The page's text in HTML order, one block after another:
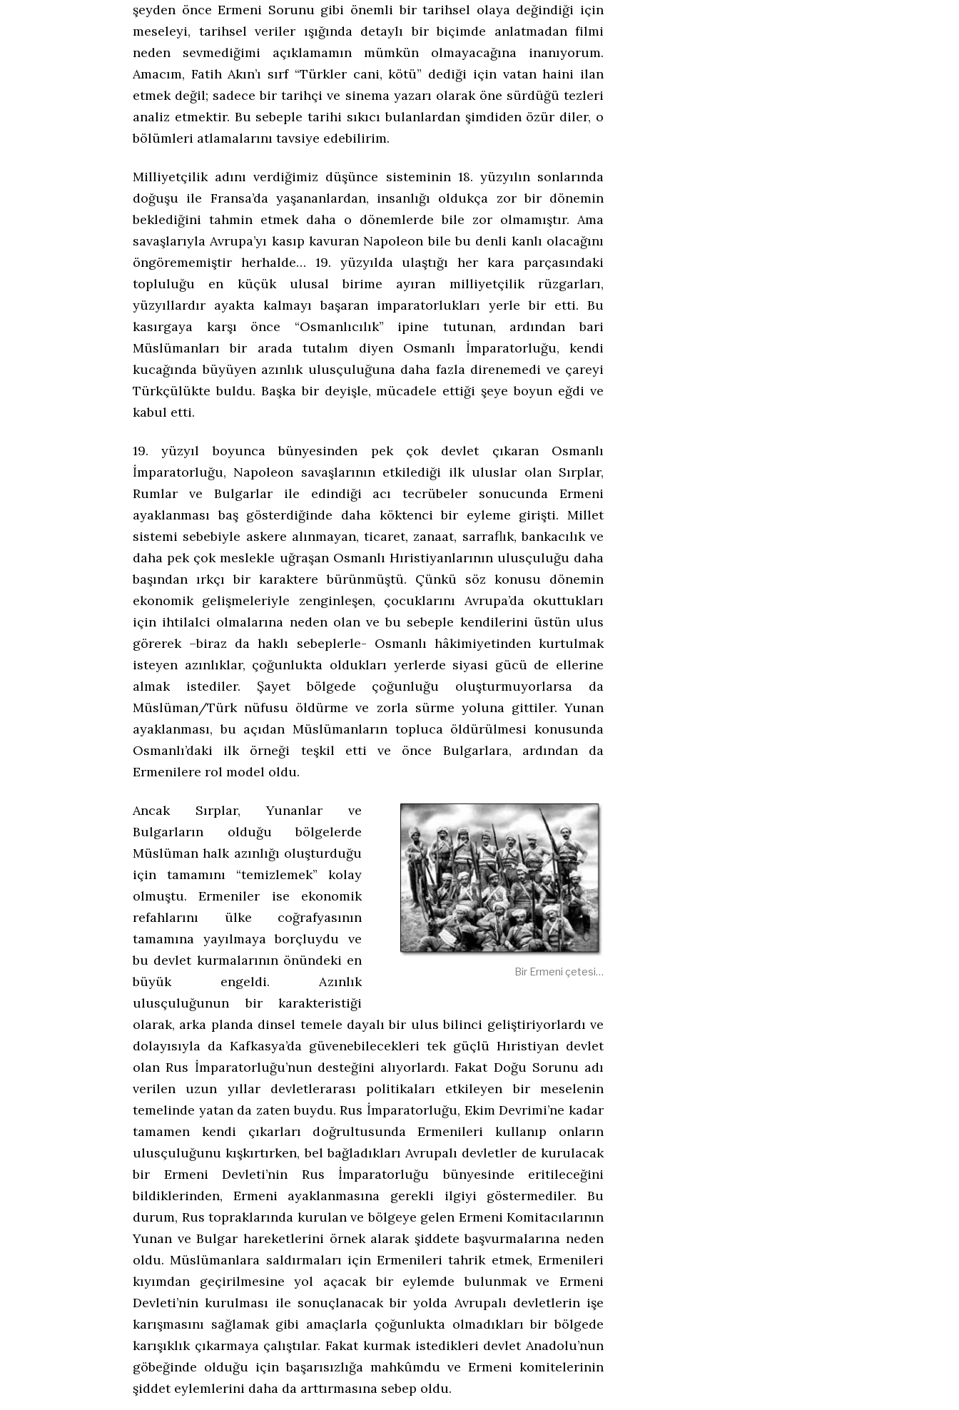
şeyden önce Ermeni Sorunu gibi önemli bir tarihsel olaya değindiği için
meseleyi, tarihsel veriler ışığında detaylı bir biçimde anlatmadan filmi
neden sevmediğimi açıklamamın mümkün olmayacağına inanıyorum.
Amacım, Fatih Akın’ı sırf “Türkler cani, kötü” dediği için vatan haini ilan
etmek değil; sadece bir tarihçi ve sinema yazarı olarak öne sürdüğü tezleri
analiz etmektir. Bu sebeple tarihi sıkıcı bulanlardan şimdiden özür diler, o
bölümleri atlamalarını tavsiye edebilirim.
Milliyetçilik adını verdiğimiz düşünce sisteminin 18. yüzyılın sonlarında
doğuşu ile Fransa’da yaşananlardan, insanlığı oldukça zor bir dönemin
beklediğini tahmin etmek daha o dönemlerde bile zor olmamıştır. Ama
savaşlarıyla Avrupa’yı kasıp kavuran Napoleon bile bu denli kanlı olacağını
öngörememiştir herhalde… 19. yüzyılda ulaştığı her kara parçasındaki
topluluğu en küçük ulusal birime ayıran milliyetçilik rüzgarları,
yüzyıllardır ayakta kalmayı başaran imparatorlukları yerle bir etti. Bu
kasırgaya karşı önce “Osmanlıcılık” ipine tutunan, ardından bari
Müslümanları bir arada tutalım diyen Osmanlı İmparatorluğu, kendi
kucağında büyüyen azınlık ulusçuluğuna daha fazla direnemedi ve çareyi
Türkçülükte buldu. Başka bir deyişle, mücadele ettiği şeye boyun eğdi ve
kabul etti.
19. yüzyıl boyunca bünyesinden pek çok devlet çıkaran Osmanlı
İmparatorluğu, Napoleon savaşlarının etkilediği ilk uluslar olan Sırplar,
Rumlar ve Bulgarlar ile edindiği acı tecrübeler sonucunda Ermeni
ayaklanması baş gösterdiğinde daha köktenci bir eyleme girişti. Millet
sistemi sebebiyle askere alınmayan, ticaret, zanaat, sarraflık, bankacılık ve
daha pek çok meslekle uğraşan Osmanlı Hıristiyanlarının ulusçuluğu daha
başından ırkçı bir karaktere bürünmüştü. Çünkü söz konusu dönemin
ekonomik gelişmeleriyle zenginleşen, çocuklarını Avrupa’da okuttukları
için ihtilalci olmalarına neden olan ve bu sebeple kendilerini üstün ulus
görerek –biraz da haklı sebeplerle- Osmanlı hâkimiyetinden kurtulmak
isteyen azınlıklar, çoğunlukta oldukları yerlerde siyasi gücü de ellerine
almak istediler. Şayet bölgede çoğunluğu oluşturmuyorlarsa da
Müslüman/Türk nüfusu öldürme ve zorla sürme yoluna gittiler. Yunan
ayaklanması, bu açıdan Müslümanların topluca öldürülmesi konusunda
Osmanlı’daki ilk örneği teşkil etti ve önce Bulgarlara, ardından da
Ermenilere rol model oldu.
Bir Ermeni çetesi…
Ancak Sırplar, Yunanlar ve
Bulgarların olduğu bölgelerde
Müslüman halk azınlığı oluşturduğu
için tamamını “temizlemek” kolay
olmuştu. Ermeniler ise ekonomik
refahlarını ülke coğrafyasının
tamamına yayılmaya borçluydu ve
bu devlet kurmalarının önündeki en
büyük engeldi. Azınlık
ulusçuluğunun bir karakteristiği
olarak, arka planda dinsel temele dayalı bir ulus bilinci geliştiriyorlardı ve
dolayısıyla da Kafkasya’da güvenebilecekleri tek güçlü Hıristiyan devlet
olan Rus İmparatorluğu’nun desteğini alıyorlardı. Fakat Doğu Sorunu adı
verilen uzun yıllar devletlerarası politikaları etkileyen bir meselenin
temelinde yatan da zaten buydu. Rus İmparatorluğu, Ekim Devrimi’ne kadar
tamamen kendi çıkarları doğrultusunda Ermenileri kullanıp onların
ulusçuluğunu kışkırtırken, bel bağladıkları Avrupalı devletler de kurulacak
bir Ermeni Devleti’nin Rus İmparatorluğu bünyesinde eritileceğini
bildiklerinden, Ermeni ayaklanmasına gerekli ilgiyi göstermediler. Bu
durum, Rus topraklarında kurulan ve bölgeye gelen Ermeni Komitacılarının
Yunan ve Bulgar hareketlerini örnek alarak şiddete başvurmalarına neden
oldu. Müslümanlara saldırmaları için Ermenileri tahrik etmek, Ermenileri
kıyımdan geçirilmesine yol açacak bir eylemde bulunmak ve Ermeni
Devleti’nin kurulması ile sonuçlanacak bir yolda Avrupalı devletlerin işe
karışmasını sağlamak gibi amaçlarla çoğunlukta olmadıkları bir bölgede
karışıklık çıkarmaya çalıştılar. Fakat kurmak istedikleri devlet Anadolu’nun
göbeğinde olduğu için başarısızlığa mahkûmdu ve Ermeni komitelerinin
şiddet eylemlerini daha da arttırmasına sebep oldu.